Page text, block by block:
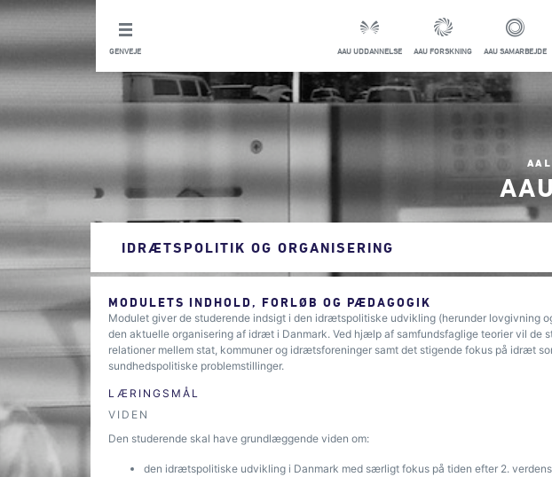
GENVEJE AAU UDDANNELSE AAU FORSKNING AAU SAMARBEJDE
IDRÆTSPOLITIK OG ORGANISERING
MODULETS INDHOLD, FORLØB OG PÆDAGOGIK
Modulet giver de studerende indsigt i den idrætspolitiske udvikling (herunder lovgivning
den aktuelle organisering af idræt i Danmark. Ved hjælp af samfundsfaglige teorier vil de
relationer mellem stat, kommuner og idrætsforeninger samt det stigende fokus på idræt
sundhedspolitiske problemstillinger.
LÆRINGSMÅL
VIDEN
Den studerende skal have grundlæggende viden om:
den idrætspolitiske udvikling i Danmark med særligt fokus på tiden efter 2.